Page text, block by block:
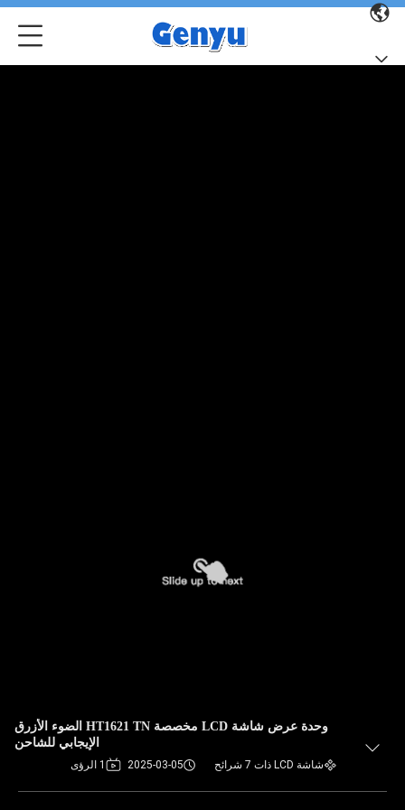
وحدة عرض شاشة LCD مخصصة HT1621 TN الضوء الأزرق
الإيجابي للشاحن
شاشة LCD ذات 7 شرائح 2025-03-05 1 الرؤى